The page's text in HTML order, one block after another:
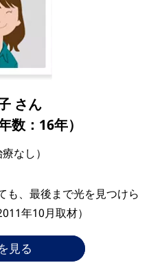
さん
数：16年）
なし）
も、最後まで光を見つけら
年10月取材）
見る